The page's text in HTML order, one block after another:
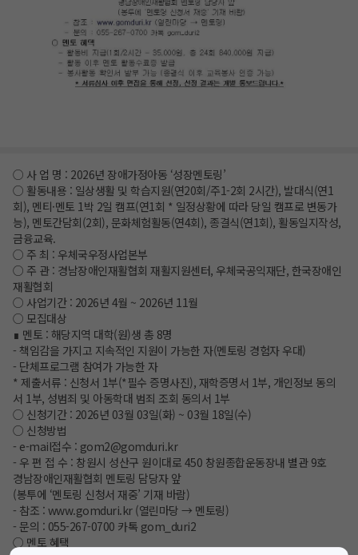
○ 사 업 명 : 2026년 장애가정아동 ‘성장멘토링’
○ 활동내용 : 일상생활 및 학습지원(연20회/주1-2회 2시간), 발대식(연1
회), 멘티·멘토 1박 2일 캠프(연1회 * 일정상황에 따라 당일 캠프로 변동가
능), 멘토간담회(2회), 문화체험활동(연4회), 종결식(연1회), 활동일지작성,
금융교육.
○ 주 최 : 우체국우정사업본부
○ 주 관 : 경남장애인재활협회 재활지원센터, 우체국공익재단, 한국장애인
재활협회
○ 사업기간 : 2026년 4월 ~ 2026년 11월
○ 모집대상
∎ 멘토 : 해당지역 대학(원)생 총 8명
- 책임감을 가지고 지속적인 지원이 가능한 자(멘토링 경험자 우대)
- 단체프로그램 참여가 가능한 자
* 제출서류 : 신청서 1부(*필수 증명사진), 재학증명서 1부, 개인정보 동의
서 1부, 성범죄 및 아동학대 범죄 조회 동의서 1부
○ 신청기간 : 2026년 03월 03일(화) ~ 03월 18일(수)
○ 신청방법
- e-mail접수 : gom2@gomduri.kr
- 우 편 접 수 : 창원시 성산구 원이대로 450 창원종합운동장내 별관 9호
경남장애인재활협회 멘토링 담당자 앞
(봉투에 ‘멘토링 신청서 재중’ 기재 바람)
- 참조 : www.gomduri.kr (열린마당 → 멘토링)
- 문의 : 055-267-0700 카톡 gom_duri2
○ 멘토 혜택